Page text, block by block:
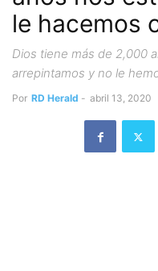
le hacemos
Dios tiene más de 2,000
arrepintamos y no le
Por RD Herald - abril 13, 2020